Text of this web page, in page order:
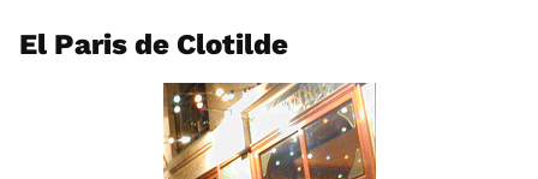
El Paris de Clotilde